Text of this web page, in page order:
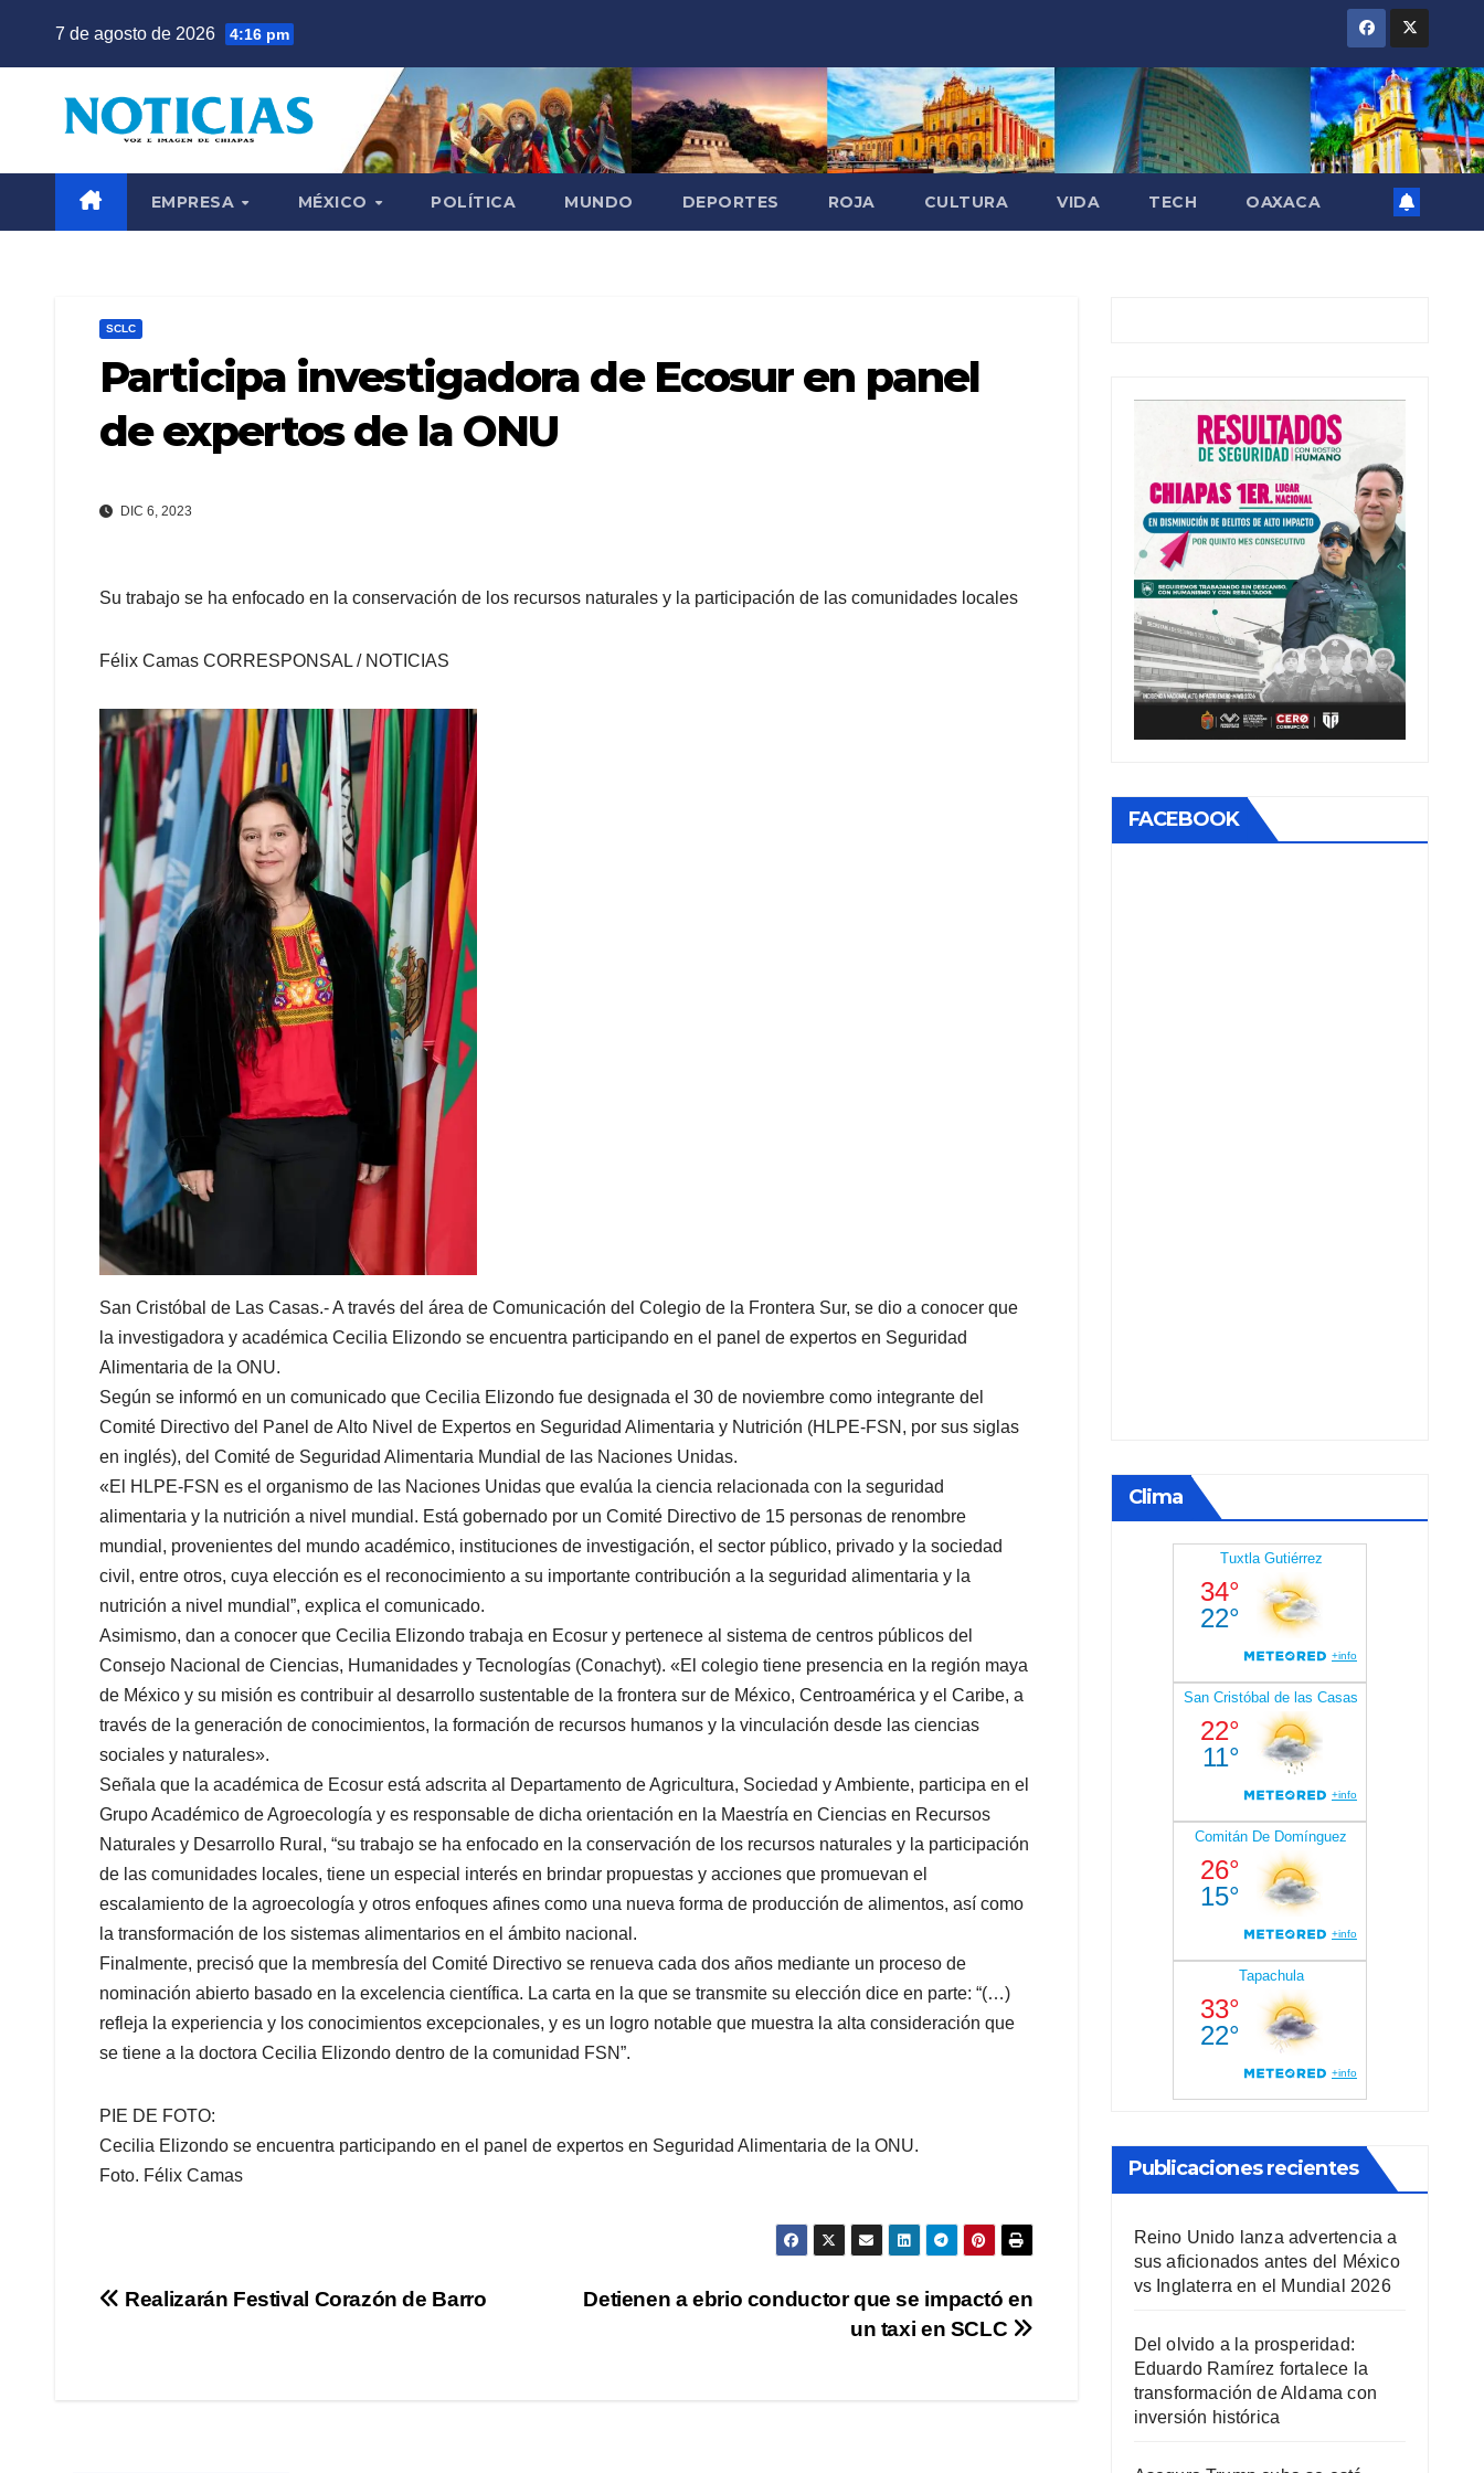
7 de agosto de 2026 4:16 pm
EMPRESA MÉXICO POLÍTICA MUNDO DEPORTES ROJA CULTURA VIDA TECH OAXACA
SCLC
Participa investigadora de Ecosur en panel
de expertos de la ONU
DIC 6, 2023
Su trabajo se ha enfocado en la conservación de los recursos naturales y la participación de las comunidades locales
Félix Camas CORRESPONSAL / NOTICIAS
San Cristóbal de Las Casas.- A través del área de Comunicación del Colegio de la Frontera Sur, se dio a conocer que
la investigadora y académica Cecilia Elizondo se encuentra participando en el panel de expertos en Seguridad
Alimentaria de la ONU.
Según se informó en un comunicado que Cecilia Elizondo fue designada el 30 de noviembre como integrante del
Comité Directivo del Panel de Alto Nivel de Expertos en Seguridad Alimentaria y Nutrición (HLPE-FSN, por sus siglas
en inglés), del Comité de Seguridad Alimentaria Mundial de las Naciones Unidas.
«El HLPE-FSN es el organismo de las Naciones Unidas que evalúa la ciencia relacionada con la seguridad
alimentaria y la nutrición a nivel mundial. Está gobernado por un Comité Directivo de 15 personas de renombre
mundial, provenientes del mundo académico, instituciones de investigación, el sector público, privado y la sociedad
civil, entre otros, cuya elección es el reconocimiento a su importante contribución a la seguridad alimentaria y la
nutrición a nivel mundial”, explica el comunicado.
Asimismo, dan a conocer que Cecilia Elizondo trabaja en Ecosur y pertenece al sistema de centros públicos del
Consejo Nacional de Ciencias, Humanidades y Tecnologías (Conachyt). «El colegio tiene presencia en la región maya
de México y su misión es contribuir al desarrollo sustentable de la frontera sur de México, Centroamérica y el Caribe, a
través de la generación de conocimientos, la formación de recursos humanos y la vinculación desde las ciencias
sociales y naturales».
Señala que la académica de Ecosur está adscrita al Departamento de Agricultura, Sociedad y Ambiente, participa en el
Grupo Académico de Agroecología y es responsable de dicha orientación en la Maestría en Ciencias en Recursos
Naturales y Desarrollo Rural, “su trabajo se ha enfocado en la conservación de los recursos naturales y la participación
de las comunidades locales, tiene un especial interés en brindar propuestas y acciones que promuevan el
escalamiento de la agroecología y otros enfoques afines como una nueva forma de producción de alimentos, así como
la transformación de los sistemas alimentarios en el ámbito nacional.
Finalmente, precisó que la membresía del Comité Directivo se renueva cada dos años mediante un proceso de
nominación abierto basado en la excelencia científica. La carta en la que se transmite su elección dice en parte: “(…)
refleja la experiencia y los conocimientos excepcionales, y es un logro notable que muestra la alta consideración que
se tiene a la doctora Cecilia Elizondo dentro de la comunidad FSN”.
PIE DE FOTO:
Cecilia Elizondo se encuentra participando en el panel de expertos en Seguridad Alimentaria de la ONU.
Foto. Félix Camas
Navegación
Detienen a ebrio conductor que se impactó en
un taxi en SCLC
Realizarán Festival Corazón de Barro
FACEBOOK
Clima
Publicaciones recientes
Reino Unido lanza advertencia a
sus aficionados antes del México
vs Inglaterra en el Mundial 2026
Del olvido a la prosperidad:
Eduardo Ramírez fortalece la
transformación de Aldama con
inversión histórica